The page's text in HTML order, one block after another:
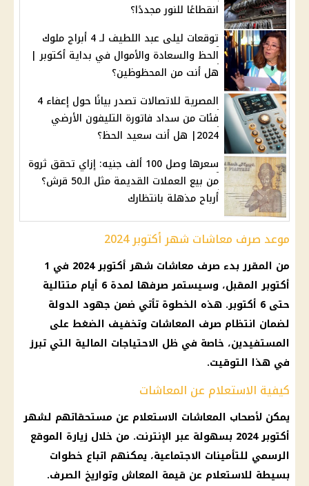
انقطاعًا للنور مجددًا؟
توقعات ليلى عبد اللطيف لـ 4 أبراج ملوك
الحظ والسعادة والأموال في بداية أكتوبر |
هل أنت من المحظوظين؟
المصرية للاتصالات تصدر بيانًا حول إعفاء 4
فئات من سداد فاتورة التليفون الأرضي
2024| هل أنت سعيد الحظ؟
سعرها وصل 100 ألف جنيه: إزاي تحقق ثروة
من بيع العملات القديمة مثل الـ50 قرش؟
أرباح مذهلة بانتظارك
موعد صرف معاشات شهر أكتوبر 2024
من المقرر بدء صرف معاشات شهر أكتوبر 2024
في 1
أكتوبر المقبل، وسيستمر صرفها لمدة 6 أيام متتالية
حتى6 أكتوبر
. هذه الخطوة تأتي ضمن جهود الدولة
لضمان انتظام صرف المعاشات وتخفيف الضغط على
المستفيدين، خاصة في ظل الاحتياجات المالية التي تبرز
في هذا التوقيت.
كيفية الاستعلام عن المعاشات
يمكن لأصحاب المعاشات الاستعلام عن مستحقاتهم لشهر
أكتوبر 2024 بسهولة عبر
الإنترنت. من خلال زيارة الموقع
الرسمي للتأمينات الاجتماعية، يمكنهم اتباع خطوات
بسيطة للاستعلام عن قيمة المعاش وتواريخ الصرف.